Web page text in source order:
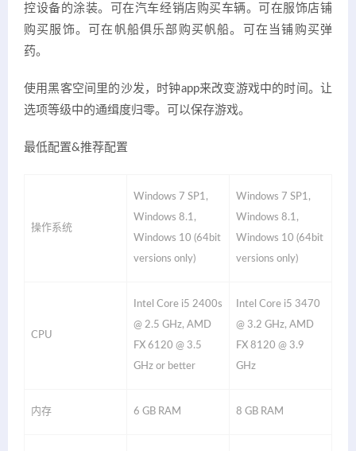
控设备的涂装。可在汽车经销店购买车辆。可在服饰店铺
购买服饰。可在帆船俱乐部购买帆船。可在当铺购买弹
药。
使用黑客空间里的沙发，时钟app来改变游戏中的时间。让
选项等级中的通缉度归零。可以保存游戏。
最低配置&推荐配置
操作系统
Windows 7 SP1,
Windows 8.1,
Windows 10 (64bit
versions only)
Windows 7 SP1,
Windows 8.1,
Windows 10 (64bit
versions only)
CPU
Intel Core i5 2400s
@ 2.5 GHz, AMD
FX 6120 @ 3.5
GHz or better
Intel Core i5 3470
@ 3.2 GHz, AMD
FX 8120 @ 3.9
GHz
内存 6 GB RAM 8 GB RAM